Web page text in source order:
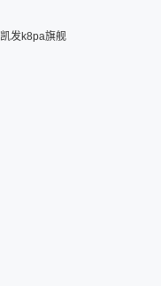
凯发k8pa旗舰